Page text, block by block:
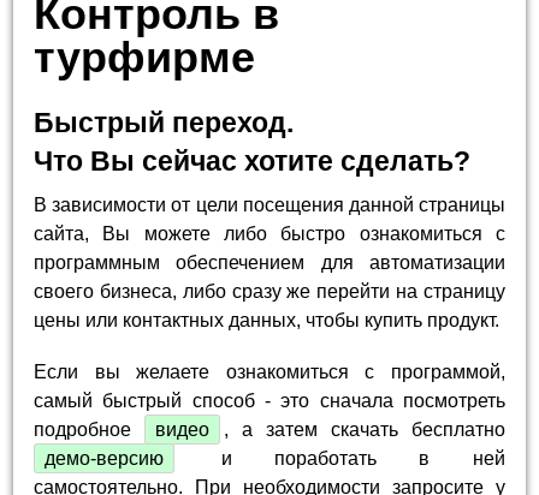
Контроль в
турфирме
Быстрый переход.
Что Вы сейчас хотите сделать?
В зависимости от цели посещения данной страницы
сайта, Вы можете либо быстро ознакомиться с
программным обеспечением для автоматизации
своего бизнеса, либо сразу же перейти на страницу
цены или контактных данных, чтобы купить продукт.
Если вы желаете ознакомиться с программой,
самый быстрый способ - это сначала посмотреть
подробное
видео
, а затем скачать бесплатно
демо-версию
и поработать в ней
самостоятельно. При необходимости запросите у